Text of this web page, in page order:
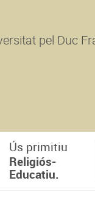
pel Duc
Ús primitiu
Religiós-
Educatiu.